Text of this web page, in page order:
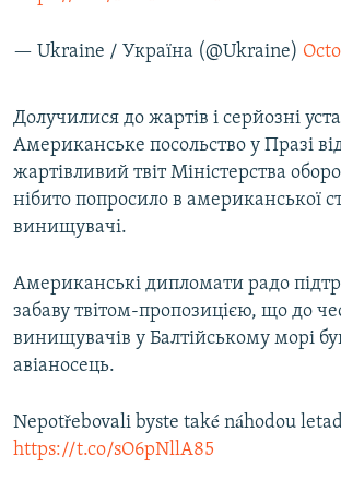
— Ukraine / Україна (@Ukraine)
Долучилися до жартів і серйозні
Американське посольство у Празі
жартівливий твіт Міністерства
нібито попросило в американської
винищувачі.
Американські дипломати радо
забаву твітом-пропозицією, що до
винищувачів у Балтійському морі
авіаносець.
Nepotřebovali byste také náhodou
https://t.co/sO6pNllA85